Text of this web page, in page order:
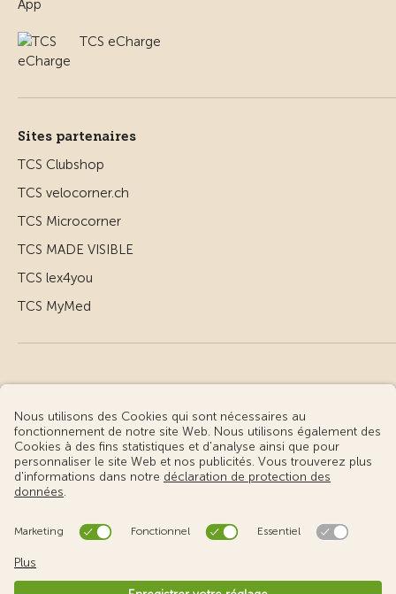
TCS eCharge
Sites partenaires
TCS Clubshop
TCS velocorner.ch
TCS Microcorner
TCS MADE VISIBLE
TCS lex4you
TCS MyMed
Conditions d’utilisation – informations juridiques
Gestion des cookies